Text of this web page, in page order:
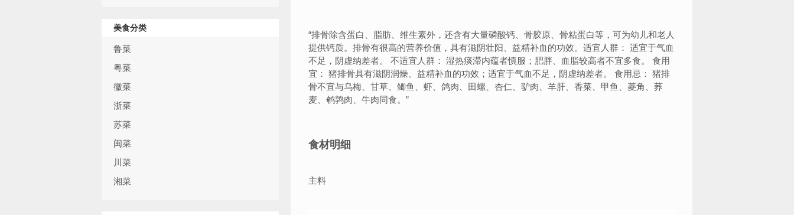
美食分类
鲁菜
粤菜
徽菜
浙菜
苏菜
闽菜
川菜
湘菜
“排骨除含蛋白、脂肪、维生素外，还含有大量磷酸钙、骨胶原、骨粘蛋白等，可为幼儿和老人
提供钙质。排骨有很高的营养价值，具有滋阴壮阳、益精补血的功效。适宜人群： 适宜于气血
不足，阴虚纳差者。 不适宜人群： 湿热痰滞内蕴者慎服；肥胖、血脂较高者不宜多食。 食用
宜： 猪排骨具有滋阴润燥、益精补血的功效；适宜于气血不足，阴虚纳差者。 食用忌： 猪排
骨不宜与乌梅、甘草、鲫鱼、虾、鸽肉、田螺、杏仁、驴肉、羊肝、香菜、甲鱼、菱角、荞
麦、鹌鹑肉、牛肉同食。 ”
食材明细
主料